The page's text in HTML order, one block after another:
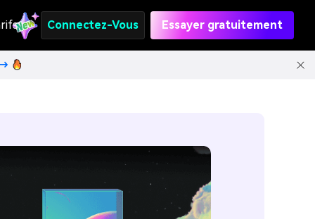
Connectez-Vous Essayer gratuitement